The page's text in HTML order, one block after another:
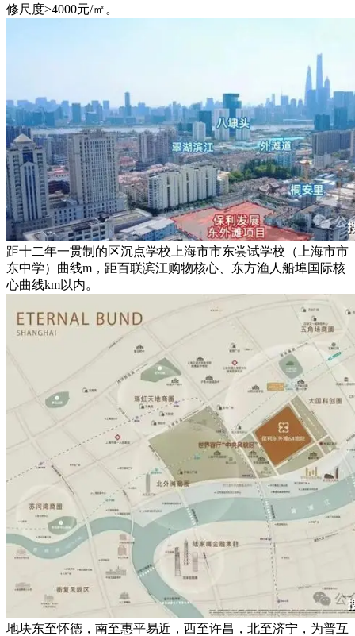
修尺度≥4000元/㎡。
距十二年一贯制的区沉点学校上海市市东尝试学校（上海市市
东中学）曲线m，距百联滨江购物核心、东方渔人船埠国际核
心曲线km以内。
地块东至怀德，南至惠平易近，西至许昌，北至济宁，为普互